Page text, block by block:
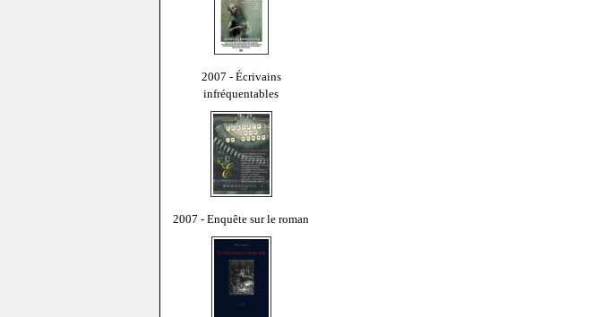
2007 - Écrivains
infréquentables
2007 - Enquête sur le roman